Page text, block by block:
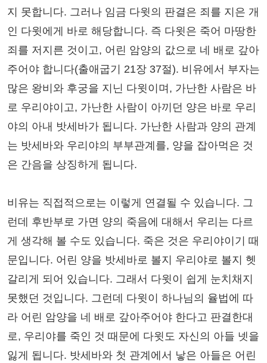
지 못합니다. 그러나 임금 다윗의 판결은 죄를 지은 개
인 다윗에게 바로 해당합니다. 즉 다윗은 죽어 마땅한
죄를 저지른 것이고, 어린 암양의 값으로 네 배로 갚아
주어야 합니다(출애굽기 21장 37절). 비유에서 부자는
많은 왕비와 후궁을 지닌 다윗이며, 가난한 사람은 바
로 우리야이고, 가난한 사람이 아끼던 양은 바로 우리
야의 아내 밧세바가 됩니다. 가난한 사람과 양의 관계
는 밧세바와 우리야의 부부관계를, 양을 잡아먹은 것
은 간음을 상징하게 됩니다.
비유는 직접적으로는 이렇게 연결될 수 있습니다. 그
런데 후반부로 가면 양의 죽음에 대해서 우리는 다르
게 생각해 볼 수도 있습니다. 죽은 것은 우리야이기 때
문입니다. 어린 양을 밧세바로 볼지 우리야로 볼지 헷
갈리게 되어 있습니다. 그래서 다윗이 쉽게 눈치채지
못했던 것입니다. 그런데 다윗이 하나님의 율법에 따
라 어린 암양을 네 배로 갚아주어야 한다고 판결한대
로, 우리야를 죽인 것 때문에 다윗도 자신의 아들 넷을
잃게 됩니다. 밧세바와 첫 관계에서 낳은 아들은 어린